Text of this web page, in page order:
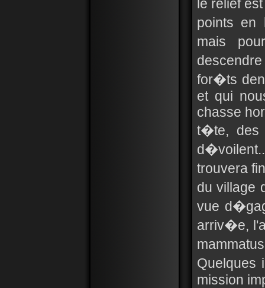
le relief
points en
mais
for�ts
et qui
chasse
t�te, des
trouvera
du village
vue
arriv�e,
Quelques
mission